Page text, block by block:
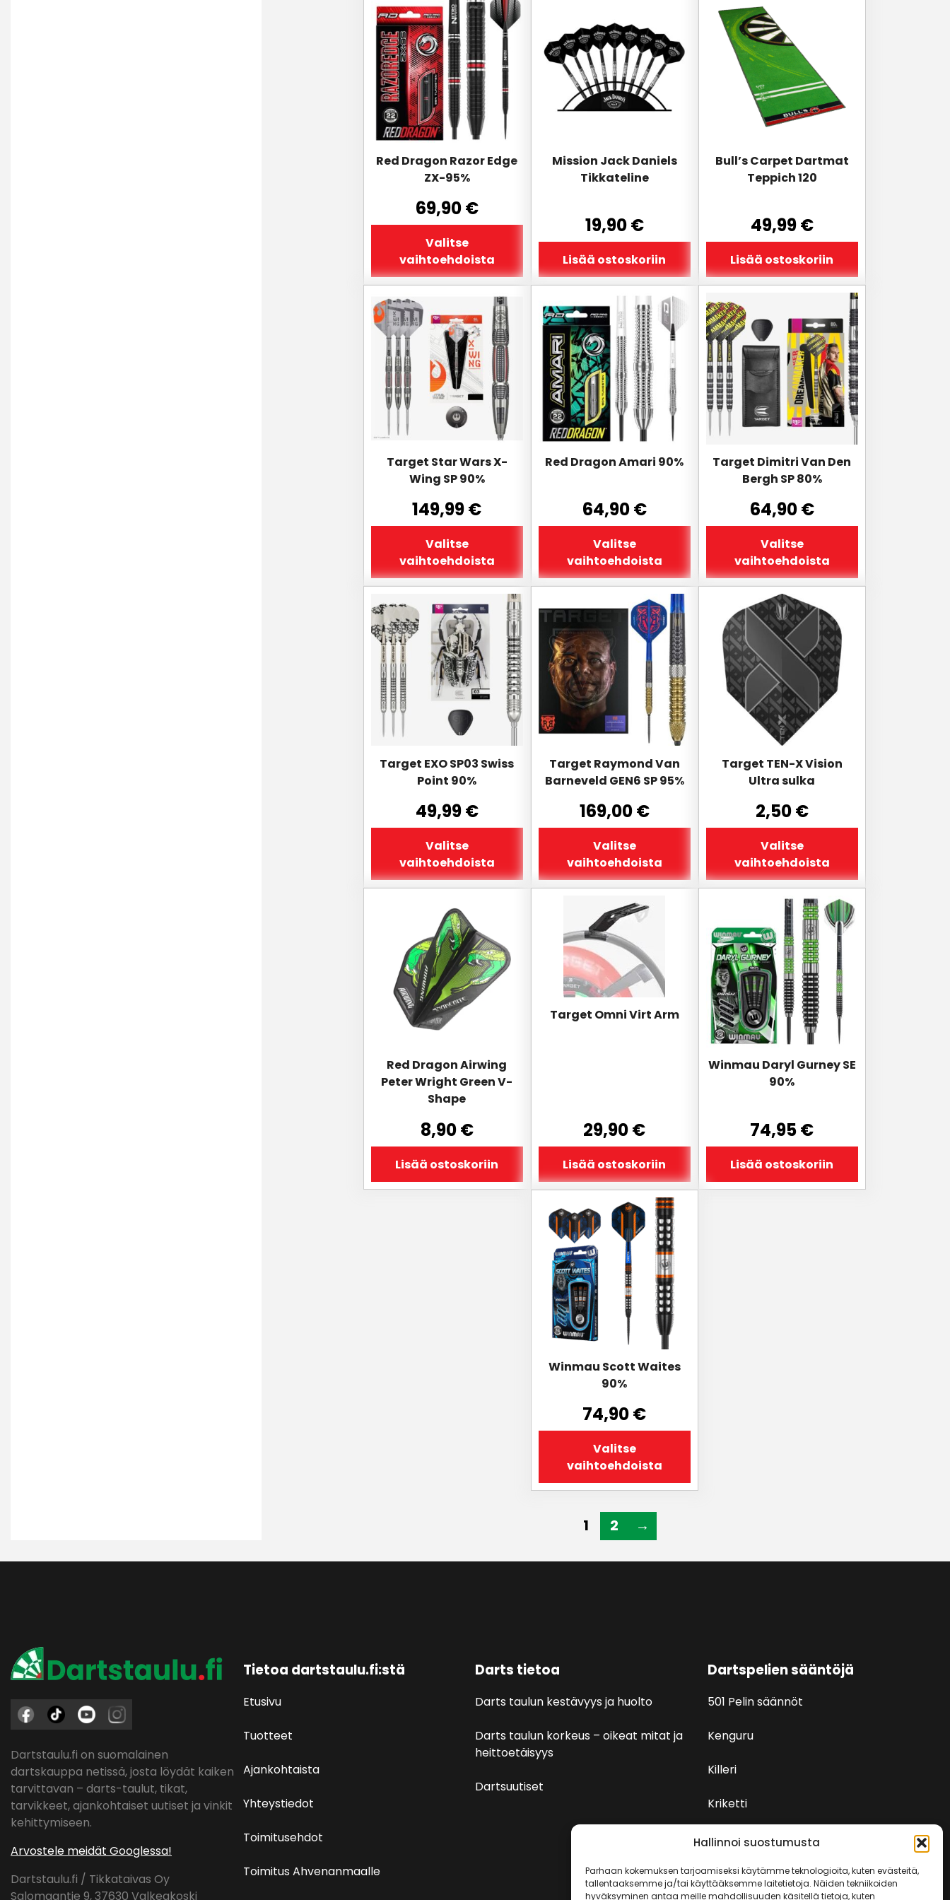
Hallinnoi suostumusta
Parhaan kokemuksen tarjoamiseksi käytämme teknologioita, kuten evästeitä,
tallentaaksemme ja/tai käyttääksemme laitetietoja. Näiden tekniikoiden
hyväksyminen antaa meille mahdollisuuden käsitellä tietoja, kuten
Red Dragon Razor Edge
ZX-95%
69,90€
Valitse
vaihtoehdoista
tuotteella
on
useampi
muunnelma.
Voit
tehdä
valinnat
tuotteen
Mission Jack Daniels
Tikkateline
19,90€
Lisää ostoskoriin
Bull’s Carpet Dartmat
Teppich 120
49,99€
Lisää ostoskoriin
Target Star Wars X-
Wing SP 90%
149,99€
Valitse
vaihtoehdoista
Tällä
tuotteella
on
useampi
muunnelma.
Voit
tehdä
tuotteen
Red Dragon Amari 90%
64,90€
Valitse
vaihtoehdoista
tuotteella
on
useampi
muunnelma.
Voit
tehdä
valinnat
tuotteen
Target Dimitri Van Den
Bergh SP 80%
64,90€
Valitse
vaihtoehdoista
Tällä
tuotteella
on
useampi
muunnelma.
Voit
tehdä
valinnat
tuotteen
Target EXO SP03 Swiss
Point 90%
49,99€
Valitse
vaihtoehdoista
Tällä
tuotteella
on
useampi
muunnelma.
Voit
tehdä
tuotteen
Target Raymond Van
Barneveld GEN6 SP 95%
169,00€
Valitse
vaihtoehdoista
tuotteella
on
useampi
muunnelma.
Voit
tehdä
valinnat
tuotteen
Target TEN-X Vision
Ultra sulka
2,50€
Valitse
vaihtoehdoista
tuotteella
useampi
muunnelma.
Voit
tehdä
valinnat
Red Dragon Airwing
Peter Wright Green V-
Shape
8,90€
Lisää ostoskoriin
Target Omni Virt Arm
29,90€
Lisää ostoskoriin
Winmau Daryl Gurney SE
90%
74,95€
Lisää ostoskoriin
Winmau Scott Waites
90%
74,90€
Valitse
vaihtoehdoista
Tällä
tuotteella
useampi
muunnelma.
Voit
tehdä
valinnat
tuotteen
1 2 →
Dartstaulu.fi on suomalainen
dartskauppa netissä, josta löydät kaiken
tarvittavan – darts-taulut, tikat,
tarvikkeet, ajankohtaiset uutiset ja vinkit
kehittymiseen.
Arvostele meidät Googlessa!
Dartstaulu.fi / Tikkataivas Oy
Salomaantie 9, 37630 Valkeakoski
Tietoa dartstaulu.fi:stä
Etusivu
Tuotteet
Ajankohtaista
Yhteystiedot
Toimitusehdot
Toimitus Ahvenanmaalle
Darts tietoa
Darts taulun kestävyys ja huolto
Darts taulun korkeus – oikeat mitat ja
heittoetäisyys
Dartsuutiset
Dartspelien sääntöjä
501 Pelin säännöt
Kenguru
Killeri
Kriketti
Rundi